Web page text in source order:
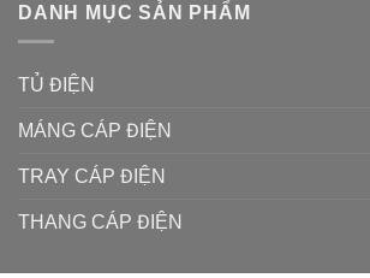
DANH MỤC SẢN PHẨM
TỦ ĐIỆN
MÁNG CÁP ĐIỆN
TRAY CÁP ĐIỆN
THANG CÁP ĐIỆN